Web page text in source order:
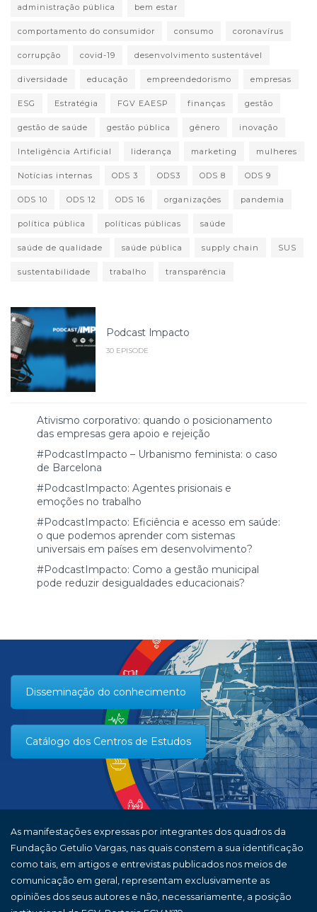
administração pública bem estar
comportamento do consumidor consumo coronavírus
corrupção covid-19 desenvolvimento sustentável
diversidade educação empreendedorismo empresas
ESG Estratégia FGV EAESP finanças gestão
gestão de saúde gestão pública gênero inovação
Inteligência Artificial liderança marketing mulheres
Notícias internas ODS 3 ODS3 ODS 8 ODS 9
ODS 10 ODS 12 ODS 16 organizações pandemia
política pública políticas públicas saúde
saúde de qualidade saúde pública supply chain SUS
sustentabilidade trabalho transparência
Podcast Impacto
30 EPISODE
Ativismo corporativo: quando o posicionamento
das empresas gera apoio e rejeição
#PodcastImpacto – Urbanismo feminista: o caso
de Barcelona
#PodcastImpacto: Agentes prisionais e
emoções no trabalho
#PodcastImpacto: Eficiência e acesso em saúde:
o que podemos aprender com sistemas
universais em países em desenvolvimento?
#PodcastImpacto: Como a gestão municipal
pode reduzir desigualdades educacionais?
Disseminação do conhecimento
Catálogo dos Centros de Estudos
As manifestações expressas por integrantes dos quadros da
Fundação Getulio Vargas, nas quais constem a sua identificação
como tais, em artigos e entrevistas publicados nos meios de
comunicação em geral, representam exclusivamente as
opiniões dos seus autores e não, necessariamente, a posição